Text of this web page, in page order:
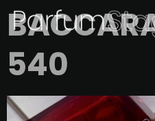
540